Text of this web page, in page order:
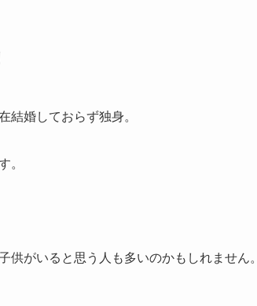
結婚しておらず独身。
。
供がいると思う人も多いのかもしれません。